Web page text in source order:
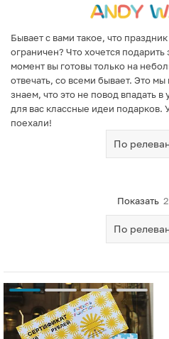
Бывает с вами такое, что
ограничен? Что хочется
момент вы готовы только на
отвечать, со всеми бывает. Это
знаем, что это не повод впадать
для вас классные идеи подарков.
поехали!
Показать